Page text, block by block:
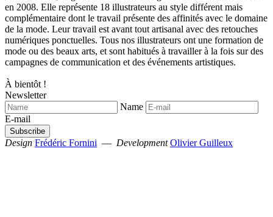
en 2008. Elle représente 18 illustrateurs au style différent mais
complémentaire dont le travail présente des affinités avec le domaine
de la mode. Leur travail est avant tout artisanal avec des retouches
numériques ponctuelles. Tous nos illustrateurs ont une formation de
mode ou des beaux arts, et sont habitués à travailler à la fois sur des
campagnes de communication et des événements artistiques.
À bientôt !
Newsletter
Name
E-mail
Design Frédéric Fornini — Development Olivier Guilleux